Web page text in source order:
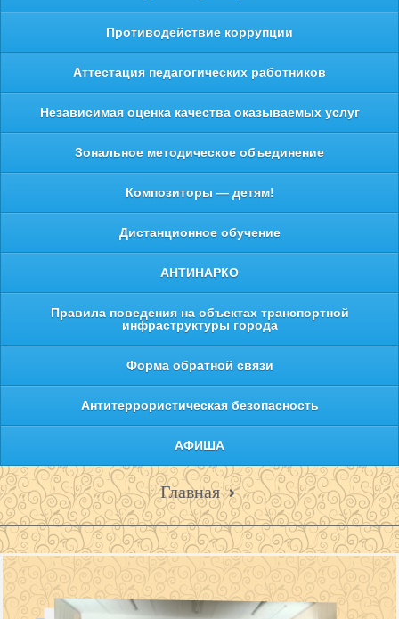
Противодействие коррупции
Аттестация педагогических работников
Независимая оценка качества оказываемых услуг
Зональное методическое объединение
Композиторы — детям!
Дистанционное обучение
АНТИНАРКО
Правила поведения на объектах транспортной
инфраструктуры города
Форма обратной связи
Антитеррористическая безопасность
АФИША
Главная